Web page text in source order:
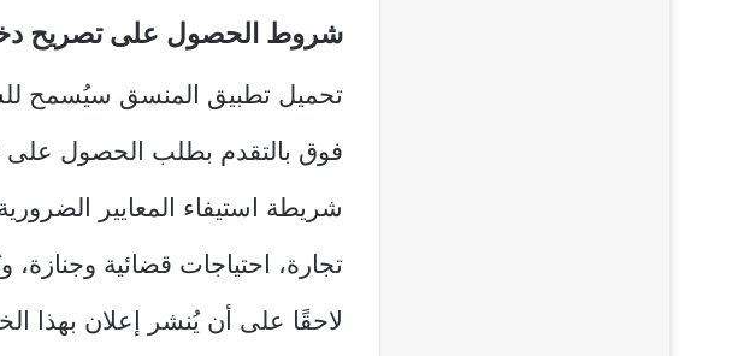
شروط الحصول على تصريح
فوق بالتقدم بطلب الحصول على
شريطة استيفاء المعايير
تجارة، احتياجات قضائية
لاحقًا على أن يُنشر إعلان بهذا